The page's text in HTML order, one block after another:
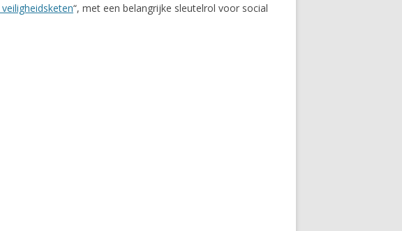
“, met een belangrijke sleutelrol voor social